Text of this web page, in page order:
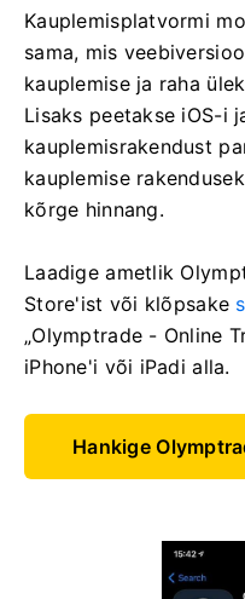
Kauplemisplatvormi
sama, mis
kauplemise ja raha
Lisaks peetakse iOS-i
kauplemisrakendust
kauplemise
kõrge hinnang.
Laadige ametlik
Store'ist või klõpsake
„Olymptrade - Online
iPhone'i või iPadi alla.
Hankige